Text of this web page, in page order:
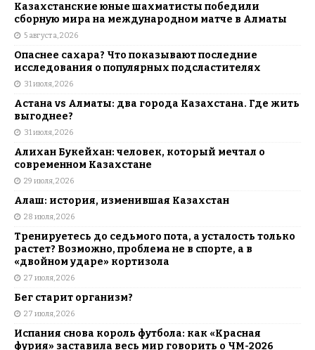
Казахстанские юные шахматисты победили
сборную мира на международном матче в Алматы
5 августа, 2026
Опаснее сахара? Что показывают последние
исследования о популярных подсластителях
31 июля, 2026
Астана vs Алматы: два города Казахстана. Где жить
выгоднее?
31 июля, 2026
Алихан Букейхан: человек, который мечтал о
современном Казахстане
29 июля, 2026
Алаш: история, изменившая Казахстан
28 июля, 2026
Тренируетесь до седьмого пота, а усталость только
растет? Возможно, проблема не в спорте, а в
«двойном ударе» кортизола
27 июля, 2026
Бег старит организм?
27 июля, 2026
Испания снова король футбола: как «Красная
фурия» заставила весь мир говорить о ЧМ-2026